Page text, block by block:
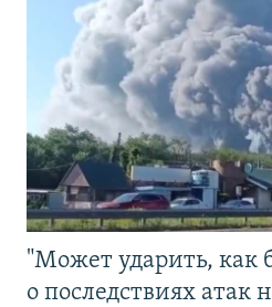
"Может ударить, как
о последствиях атак